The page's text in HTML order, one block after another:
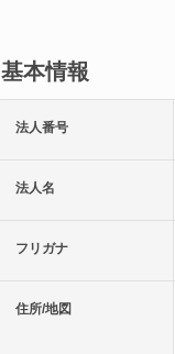
基本情報
法人番号
法人名
フリガナ
住所/地図